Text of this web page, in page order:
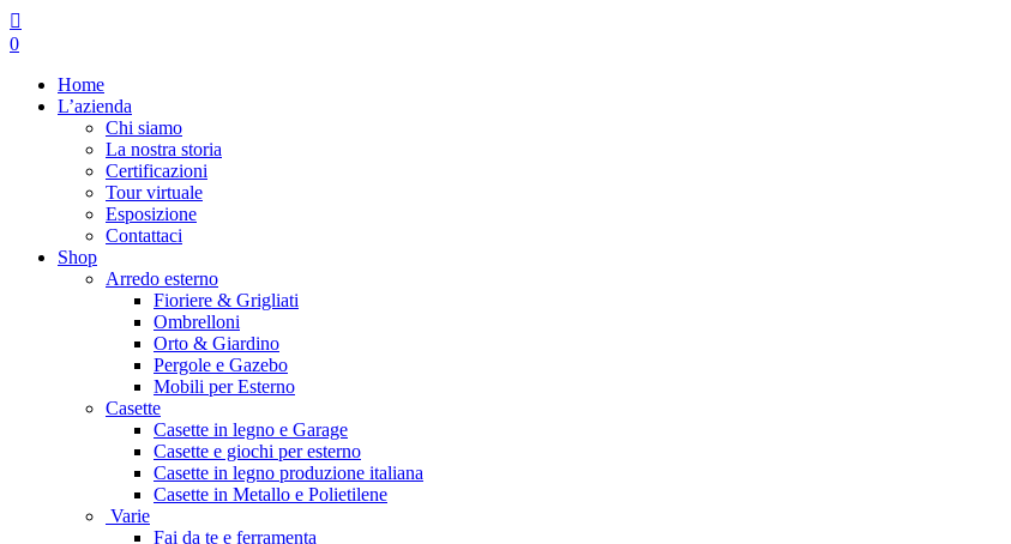
Menu
cerca
account
0
Home
L’azienda
Chi siamo
La nostra storia
Certificazioni
Tour virtuale
Esposizione
Contattaci
Shop
Arredo esterno
Fioriere & Grigliati
Ombrelloni
Orto & Giardino
Pergole e Gazebo
Mobili per Esterno
Casette
Casette in legno e Garage
Casette e giochi per esterno
Casette in legno produzione italiana
Casette in Metallo e Polietilene
Varie
Fai da te e ferramenta